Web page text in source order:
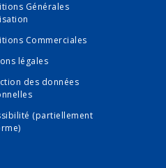
Générales
Commerciales
légales
des données
(partiellement